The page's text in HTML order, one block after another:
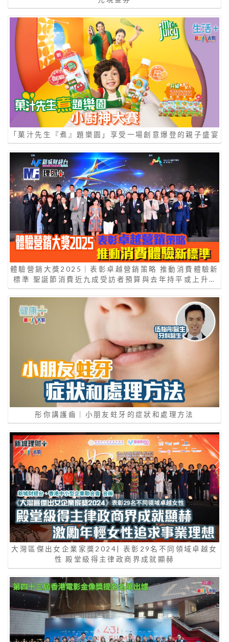
「菓汁先生『煮』題樂園」享受一場創意爆登的親子盛宴
體驗營銷大獎2025｜表彰卓越營銷策略 推動消費體驗新
標準 聖誕節消費近九成受訪者預算與去年持平或上升…
彤你講護齒｜小朋友蛀牙的症狀和處理方法
大灣區傑出女企業家獎2024| 表彰29名不同領域卓越女
性 殿堂級得主律政商界成就顯赫